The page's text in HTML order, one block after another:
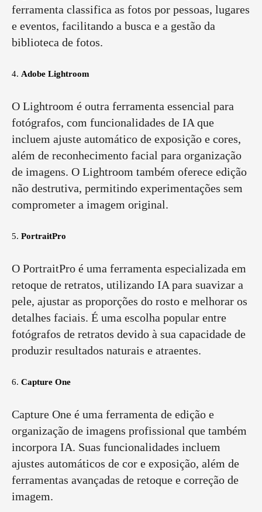
ferramenta classifica as fotos por pessoas, lugares
e eventos, facilitando a busca e a gestão da
biblioteca de fotos.
4. Adobe Lightroom
O Lightroom é outra ferramenta essencial para
fotógrafos, com funcionalidades de IA que
incluem ajuste automático de exposição e cores,
além de reconhecimento facial para organização
de imagens. O Lightroom também oferece edição
não destrutiva, permitindo experimentações sem
comprometer a imagem original.
5. PortraitPro
O PortraitPro é uma ferramenta especializada em
retoque de retratos, utilizando IA para suavizar a
pele, ajustar as proporções do rosto e melhorar os
detalhes faciais. É uma escolha popular entre
fotógrafos de retratos devido à sua capacidade de
produzir resultados naturais e atraentes.
6. Capture One
Capture One é uma ferramenta de edição e
organização de imagens profissional que também
incorpora IA. Suas funcionalidades incluem
ajustes automáticos de cor e exposição, além de
ferramentas avançadas de retoque e correção de
imagem.